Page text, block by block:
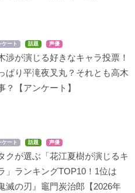
ケート 話題 声優
渉が演じる好きなキャラ投票！
ぱり平滝夜叉丸？それとも高木
？【アンケート】
ケート 話題 声優
クが選ぶ「花江夏樹が演じるキ
」ランキングTOP10！1位は
鬼滅の刃』竈門炭治郎【2026年